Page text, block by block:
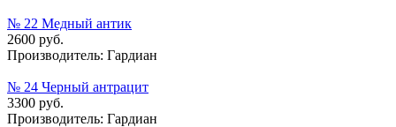
№ 22 Медный антик
2600 руб.
Производитель: Гардиан
№ 24 Черный антрацит
3300 руб.
Производитель: Гардиан